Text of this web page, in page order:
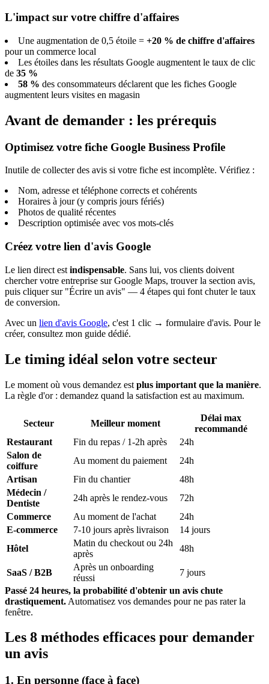
L'impact sur votre chiffre d'affaires
Une augmentation de 0,5 étoile = +20 % de chiffre d'affaires
pour un commerce local
Les étoiles dans les résultats Google augmentent le taux de clic
de 35 %
58 % des consommateurs déclarent que les fiches Google
augmentent leurs visites en magasin
Avant de demander : les prérequis
Optimisez votre fiche Google Business Profile
Inutile de collecter des avis si votre fiche est incomplète. Vérifiez :
Nom, adresse et téléphone corrects et cohérents
Horaires à jour (y compris jours fériés)
Photos de qualité récentes
Description optimisée avec vos mots-clés
Créez votre lien d'avis Google
Le lien direct est indispensable. Sans lui, vos clients doivent
chercher votre entreprise sur Google Maps, trouver la section avis,
puis cliquer sur "Écrire un avis" — 4 étapes qui font chuter le taux
de conversion.
Avec un lien d'avis Google, c'est 1 clic → formulaire d'avis. Pour le
créer, consultez mon guide dédié.
Le timing idéal selon votre secteur
Le moment où vous demandez est plus important que la manière.
La règle d'or : demandez quand la satisfaction est au maximum.
Secteur Meilleur moment
Délai max
recommandé
Restaurant
Fin du repas / 1-2h après
24h
Salon de
coiffure
Au moment du paiement
24h
Artisan
Fin du chantier
48h
Médecin /
Dentiste
24h après le rendez-vous
72h
Commerce
Au moment de l'achat
24h
E-commerce
7-10 jours après livraison
14 jours
Hôtel
Matin du checkout ou 24h
après
48h
SaaS / B2B
Après un onboarding
réussi
7 jours
Passé 24 heures, la probabilité d'obtenir un avis chute
drastiquement. Automatisez vos demandes pour ne pas rater la
fenêtre.
Les 8 méthodes efficaces pour demander
un avis
1. En personne (face à face)